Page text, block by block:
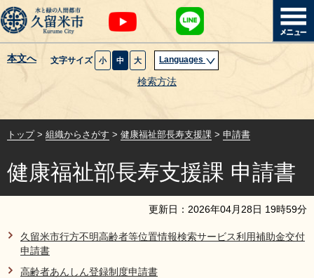
本文へ 文字サイズ 小 中 大 Languages
検索方法
暮らし・届出
健康・医療・福祉
観光魅力・イベント
計画・政策
トップ> 組織からさがす > 健康福祉部長寿支援課 > 申請書
健康福祉部長寿支援課 申請書
更新日： 2026年04月 28日 19時59分
久留米市行方不明高齢者等位置情報検索サービス利用補助金交付
申請書
高齢者あんしん登録制度申請書